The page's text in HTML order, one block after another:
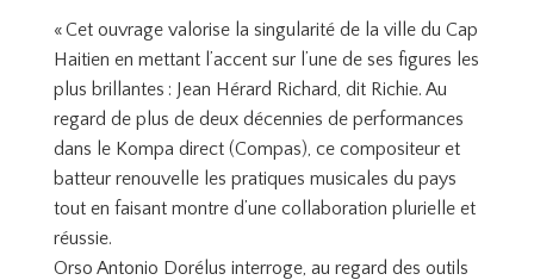
« Cet ouvrage valorise la singularité de la ville du Cap
Haitien en mettant l’accent sur l’une de ses figures les
plus brillantes : Jean Hérard Richard, dit Richie. Au
regard de plus de deux décennies de performances
dans le Kompa direct (Compas), ce compositeur et
batteur renouvelle les pratiques musicales du pays
tout en faisant montre d’une collaboration plurielle et
réussie.
Orso Antonio Dorélus interroge, au regard des outils